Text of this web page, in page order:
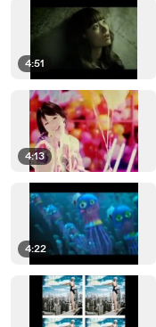
4:51
4:13
4:22